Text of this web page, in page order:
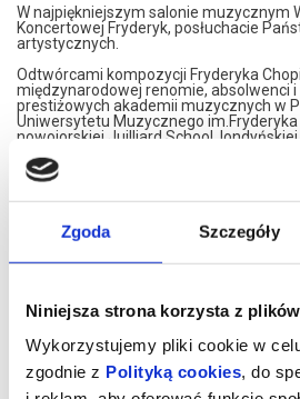
Zgoda Szczegóły
Niniejsza strona korzysta z
Wykorzystujemy pliki cookie w
zgodnie z Polityką cookies, do
W najpiękniejszym salonie muzycznym
Koncertowej Fryderyk, posłuchacie
artystycznych.
Odtwórcami kompozycji Fryderyka
międzynarodowej renomie, absolwenci
prestiżowych akademii muzycznych w
Uniwersytetu Muzycznego
nowojorskiej Juilliard School,
Konserwatorium w Moskwie czy
Paris.
Nasi artyści przedstawiają własne
Jego kompozycje.
Artyści graja na znakomitym,
Koncerty maja formę XIX spotkań
inspirowane jest XIX wiekiem, stąd
żyrandole i stylowe dodatki XIX
Koncertowa Fryderyk została uznana
kameralną w Warszawie.